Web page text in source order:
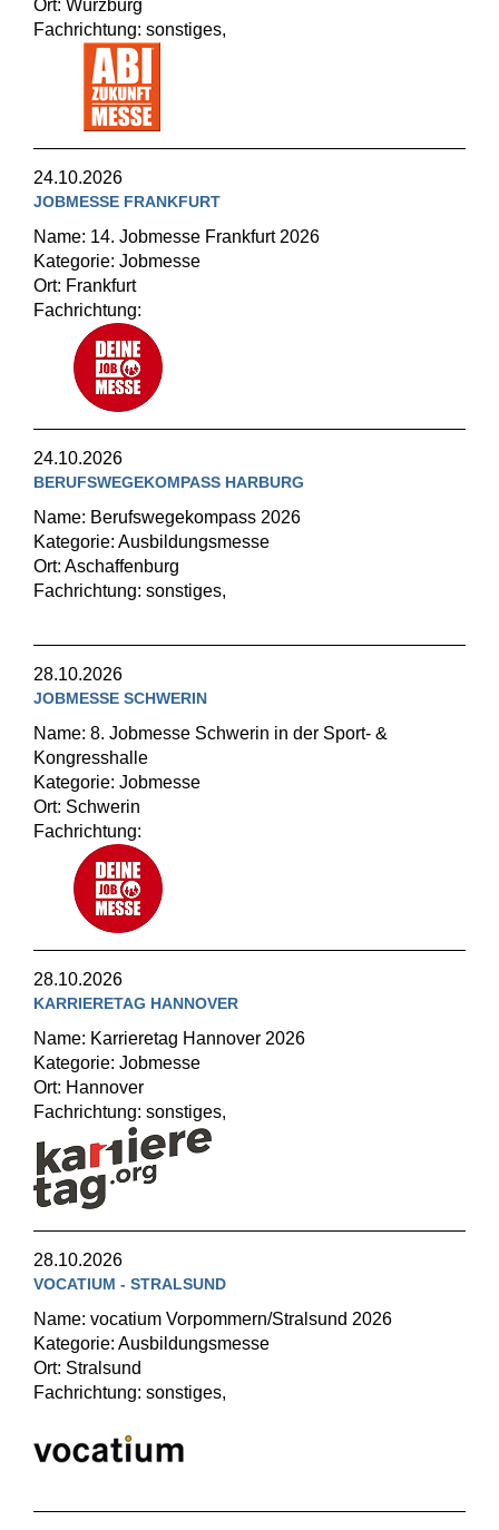
Ort: Würzburg
Fachrichtung: sonstiges,
24.10.2026
JOBMESSE FRANKFURT
Name: 14. Jobmesse Frankfurt 2026
Kategorie: Jobmesse
Ort: Frankfurt
Fachrichtung:
24.10.2026
BERUFSWEGEKOMPASS HARBURG
Name: Berufswegekompass 2026
Kategorie: Ausbildungsmesse
Ort: Aschaffenburg
Fachrichtung: sonstiges,
28.10.2026
JOBMESSE SCHWERIN
Name: 8. Jobmesse Schwerin in der Sport- &
Kongresshalle
Kategorie: Jobmesse
Ort: Schwerin
Fachrichtung:
28.10.2026
KARRIERETAG HANNOVER
Name: Karrieretag Hannover 2026
Kategorie: Jobmesse
Ort: Hannover
Fachrichtung: sonstiges,
28.10.2026
VOCATIUM - STRALSUND
Name: vocatium Vorpommern/Stralsund 2026
Kategorie: Ausbildungsmesse
Ort: Stralsund
Fachrichtung: sonstiges,